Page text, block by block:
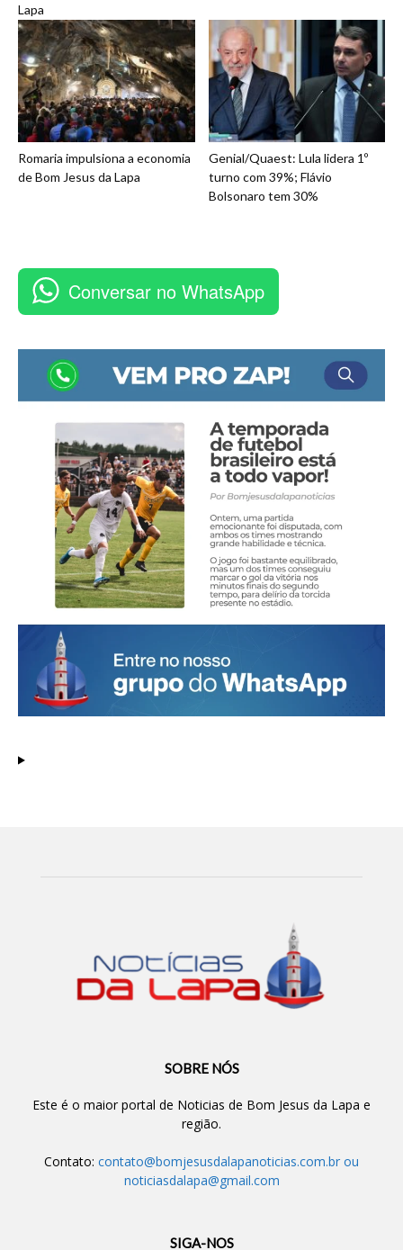
Lapa
Romaria impulsiona a economia
de Bom Jesus da Lapa
Genial/Quaest: Lula lidera 1º
turno com 39%; Flávio
Bolsonaro tem 30%
Conversar no WhatsApp
SOBRE NÓS
Este é o maior portal de Noticias de Bom Jesus da Lapa e
região.
Contato: contato@bomjesusdalapanoticias.com.br ou
noticiasdalapa@gmail.com
SIGA-NOS